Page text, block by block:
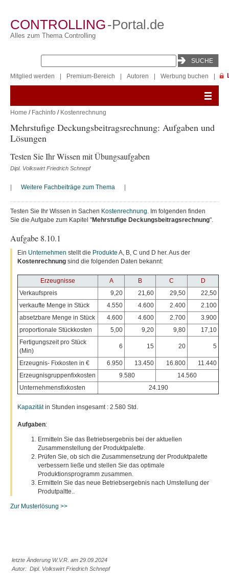
CONTROLLING-Portal.de
Alles zum Thema Controlling
Mitglied werden Premium-Bereich Autoren Werbung buchen
Home / Fachinfo / Kostenrechnung
Mehrstufige Deckungsbeitragsrechnung: Aufgaben und
Lösungen
Testen Sie Ihr Wissen mit Übungsaufgaben
Dipl. Volkswirt Friedrich Schnepf
Weitere Fachbeiträge zum Thema
Testen Sie Ihr Wissen in Sachen Kostenrechnung. Im folgenden finden
Sie die Aufgabe zum Kapitel "Mehrstufige Deckungsbeitragsrechnung".
Aufgabe 8.10.1
Ein Unternehmen stellt die Produkte A, B, C und D her. Aus der
Kostenrechnung sind die folgenden Daten bekannt:
Erzeugnisse A B C
D
Verkaufspreis
9,20 21,60 29,50
22,50
verkaufte Menge in Stück
4.550 4.600 2.400
2.100
absetzbare Menge in Stück
4.600 4.600 2.700
3.900
proportionale Stückkosten
5,00 9,20 9,80
17,10
Fertigungszeit pro Stück
(Min)
6 15 20 5
Erzeugnis- Fixkosten in € 6.950 13.450 16.800
11.440
Erzeugnisgruppenfixkosten
9.580
14.560
Unternehmensfixkosten
24.190
Kapazitätin Stunden insgesamt : 2.580 Std.
Aufgaben:
Ermitteln Sie das Betriebsergebnis bei der aktuellen
Zusammenstellung der Produktpalette.
Prüfen Sie, ob sich die Zusammensetzung der Produktpalette
verbessern ließe und stellen Sie das optimale
Produktionsprogramm zusammen.
Ermitteln Sie das neue Betriebsergebnis nach Umstellung der
Produtpaltte..
Zur Musterlösung >>
letzte Änderung W.V.R. am 29.09.2024
Autor: Dipl. Volkswirt Friedrich Schnepf